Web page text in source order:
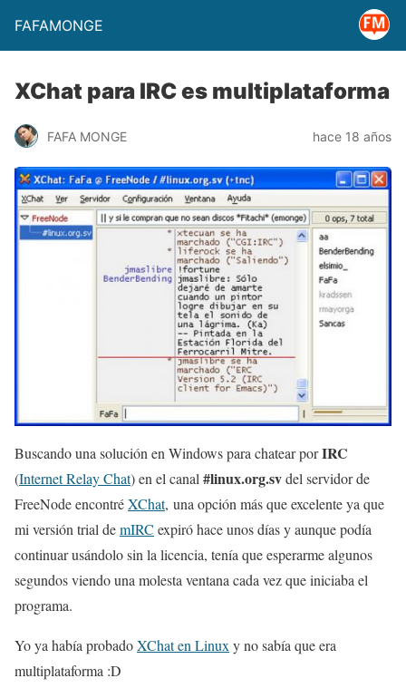
FAFAMONGE
XChat para IRC es multiplataforma
FAFA MONGE hace 18 años
Buscando una solución en Windows para chatear porIRC
(Internet Relay Chat) en el canal #linux.org.svdel servidor de
FreeNode encontréXChat, una opción más que excelente ya que
mi versión trial demIRC expiró hace unos días y aunque podía
continuar usándolo sin la licencia, tenía que esperarme algunos
segundos viendo una molesta ventana cada vez que iniciaba el
programa.
Yo ya había probadoXChat en Linux y no sabía que era
multiplataforma :D